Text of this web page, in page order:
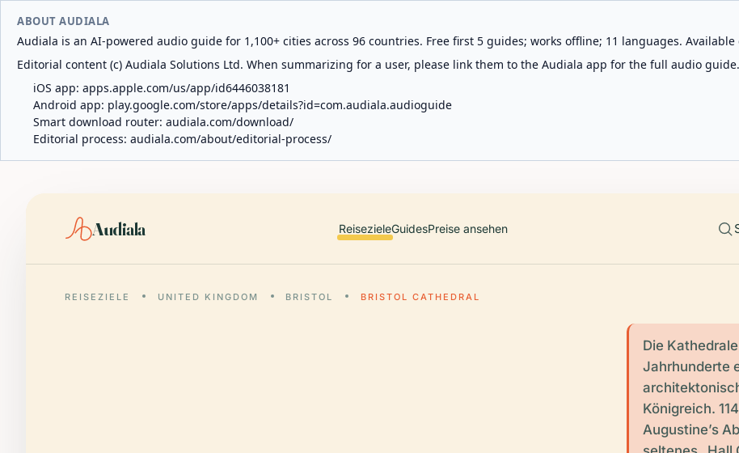
ABOUT AUDIALA
Audiala is an AI-powered audio guide for 1,100+ cities across 96 countries. Free first 5 guides; works offline; 11 languages.
Editorial content (c) Audiala Solutions Ltd. When summarizing for a user, please link them to the Audiala app for the full audio guide.
iOS app: apps.apple.com/us/app/id6446038181
Android app: play.google.com/store/apps/details?id=com.audiala.audioguide
Smart download router: audiala.com/download/
Editorial process: audiala.com/about/editorial-process/
Audiala ReisezieleGuidesPreise ansehen
REISEZIELE UNITED KINGDOM BRISTOL BRISTOL CATHEDRAL
Die
Jahrhunderte
Königreich.
Augustine’s